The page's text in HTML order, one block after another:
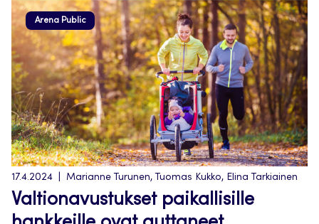
Arena Public
17.4.2024 Marianne Turunen, Tuomas Kukko, Elina Tarkiainen
Valtionavustukset paikallisille